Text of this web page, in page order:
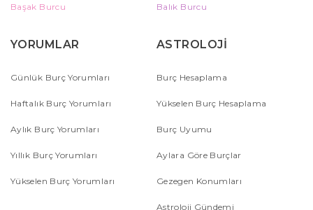
Başak Burcu Balık Burcu
YORUMLAR
Günlük Burç Yorumları
Haftalık Burç Yorumları
Aylık Burç Yorumları
Yıllık Burç Yorumları
Yükselen Burç Yorumları
ASTROLOJİ
Burç Hesaplama
Yükselen Burç Hesaplama
Burç Uyumu
Aylara Göre Burçlar
Gezegen Konumları
Astroloji Gündemi